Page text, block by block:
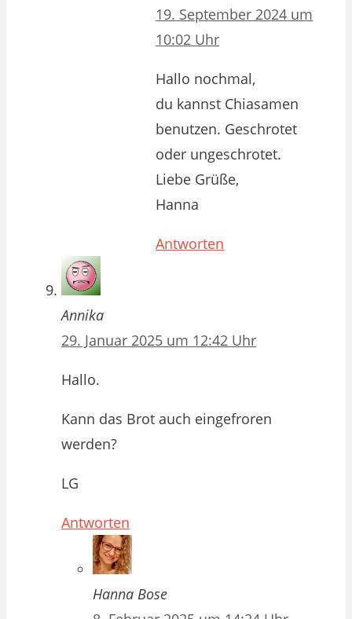
19. September 2024 um
10:02 Uhr
Hallo nochmal,
du kannst Chiasamen
benutzen. Geschrotet
oder ungeschrotet.
Liebe Grüße,
Hanna
Antworten
Annika
29. Januar 2025 um 12:42 Uhr
Hallo.
Kann das Brot auch eingefroren
werden?
LG
Antworten
Hanna Bose